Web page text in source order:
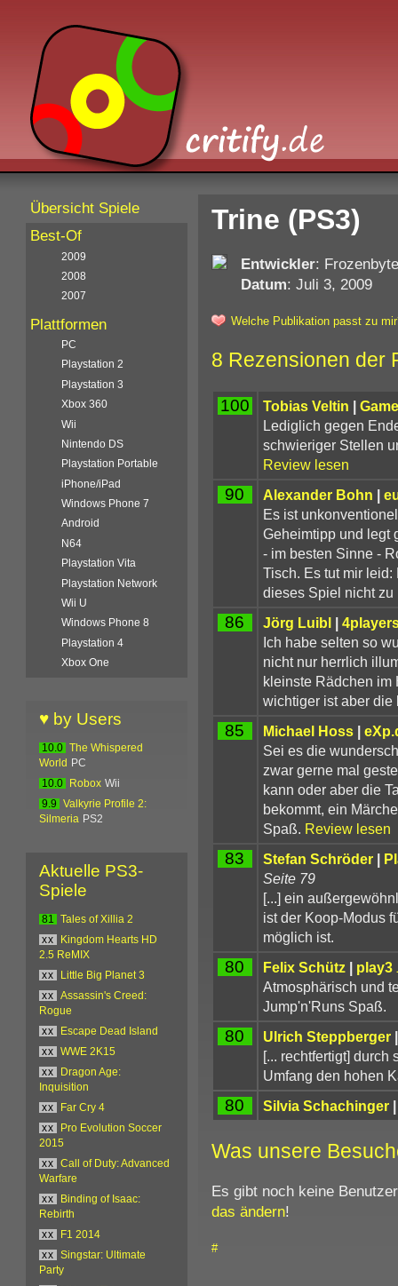
Trine (PS3)
Entwickler: Frozenbyte
Datum: Juli 3, 2009
Welche Publikation passt zu
8 Rezensionen der
100 Tobias Veltin |
Lediglich gegen
schwieriger Stellen
Review lesen
90 Alexander Bohn |
Es ist
Geheimtipp und legt
- im besten Sinne -
Tisch. Es tut mir
dieses Spiel nicht zu
86 Jörg Luibl|
Ich habe selten so
nicht nur herrlich
kleinste Rädchen im
wichtiger ist aber die
85 Michael Hoss|
Sei es die
zwar gerne mal
kann oder aber die
bekommt, ein
Spaß. Review lesen
83 Stefan Schröder|
Seite 79
[...] ein
ist der Koop-Modus
möglich ist.
80 Felix Schütz | play3
Atmosphärisch und
Jump'n'Runs Spaß.
80 Ulrich Steppberger
[... rechtfertigt]
Umfang den hohen
80 Silvia Schachinger
Was unsere
Es gibt noch keine
das ändern!
#
Übersicht Spiele
Best-Of
2009
2008
2007
Plattformen
PC
Playstation 2
Playstation 3
Xbox 360
Wii
Nintendo DS
Playstation Portable
iPhone/iPad
Windows Phone 7
Android
N64
Playstation Vita
Playstation Network
Wii U
Windows Phone 8
Playstation 4
Xbox One
♥ by Users
10.0
The Whispered
World
PC
10.0
Robox Wii
9.9
Valkyrie Profile 2:
Silmeria PS2
Aktuelle PS3-
Spiele
81
Tales of Xillia 2
xx
Kingdom Hearts HD
2.5 ReMIX
xx
Little Big Planet 3
xx
Assassin's Creed:
Rogue
xx
Escape Dead Island
xx
WWE 2K15
xx
Dragon Age:
Inquisition
xx
Far Cry 4
xx
Pro Evolution Soccer
2015
xx
Call of Duty: Advanced
Warfare
xx
Binding of Isaac:
Rebirth
xx
F1 2014
xx
Singstar: Ultimate
Party